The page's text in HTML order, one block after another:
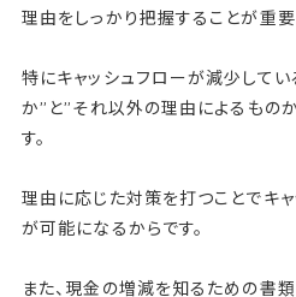
理由をしっかり把握することが重要
特にキャッシュフローが減少して
か”と”それ以外の理由によるもの
す。
理由に応じた対策を打つことでキ
が可能になるからです。
また、現金の増減を知るための書